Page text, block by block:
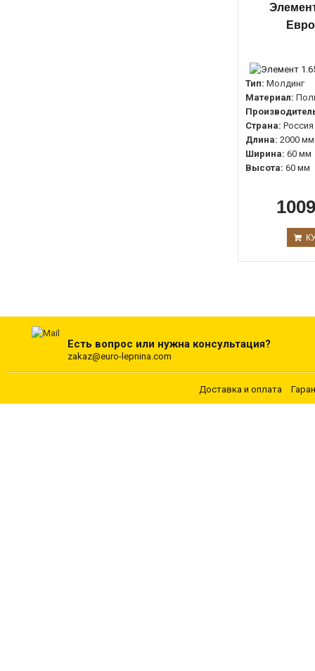
Тип: Молдинг
Материал:
Страна: Россия
Длина: 2000 мм
Ширина: 60 мм
Высота: 60 мм
Есть вопрос или нужна консультация?
zakaz@euro-lepnina.com
Доставка и оплата